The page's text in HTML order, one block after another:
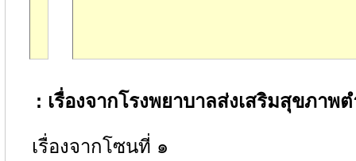
: เรื่องจากโรงพยาบาลส่งเสริมสุขภาพ
เรื่องจากโซนที่ ๑